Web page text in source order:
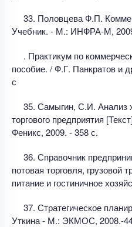
33. Половцева Ф.П.
Учебник. - М.: ИНФРА-М,
. Практикум по
пособие. / Ф.Г. Панкратов и
с
35. Самыгин, С.И. Анализ
торгового предприятия
Феникс, 2009. - 358 с.
36. Справочник
потовая торговля, грузовой
питание и гостиничное
37. Стратегическое
Уткина - М.: ЭКМОС, 2008.-